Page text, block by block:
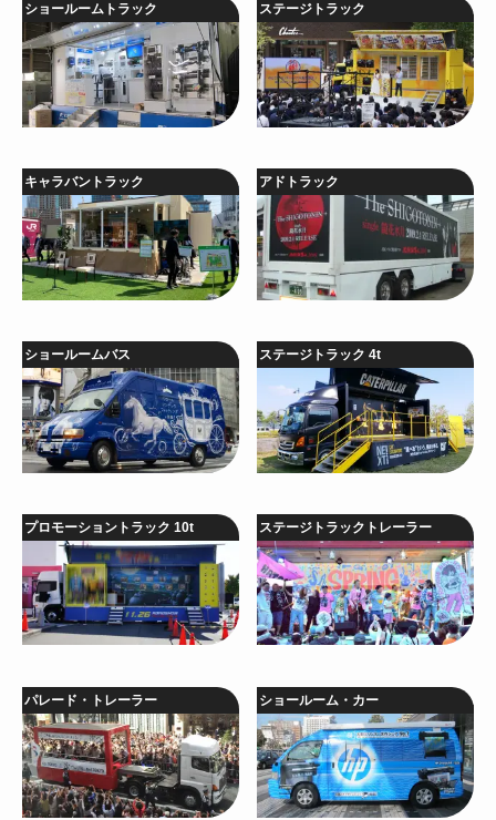
ショールームトラック ステージトラック
キャラバントラック アドトラック
ショールームバス ステージトラック 4t
プロモーショントラック 10t ステージトラックトレーラー
パレード・トレーラー ショールーム・カー